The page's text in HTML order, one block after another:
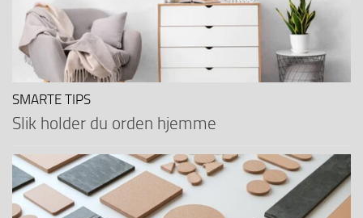
SMARTE TIPS
Slik holder du orden hjemme